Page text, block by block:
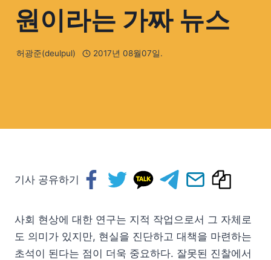
원이라는 가짜 뉴스
허광준(deulpul) 2017년 08월07일.
기사 공유하기
사회 현상에 대한 연구는 지적 작업으로서 그 자체로
도 의미가 있지만, 현실을 진단하고 대책을 마련하는
초석이 된다는 점이 더욱 중요하다. 잘못된 진찰에서